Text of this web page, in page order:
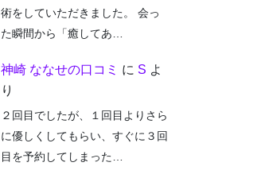
術をしていただきました。 会っ
た瞬間から「癒してあ…
神崎 ななせの口コミ に S よ
り
２回目でしたが、１回目よりさら
に優しくしてもらい、すぐに３回
目を予約してしまった…